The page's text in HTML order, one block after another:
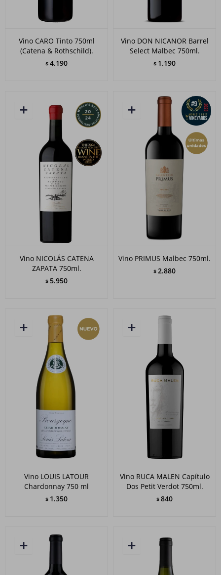
Vino CARO Tinto 750ml
(Catena & Rothschild).
$ 4.190
Vino DON NICANOR Barrel
Select Malbec 750ml.
$ 1.190
Vino NICOLÁS CATENA
ZAPATA 750ml.
$ 5.950
Vino PRIMUS Malbec 750ml.
$ 2.880
Vino LOUIS LATOUR
Chardonnay 750 ml
$ 1.350
Vino RUCA MALEN Capítulo
Dos Petit Verdot 750ml.
$ 840